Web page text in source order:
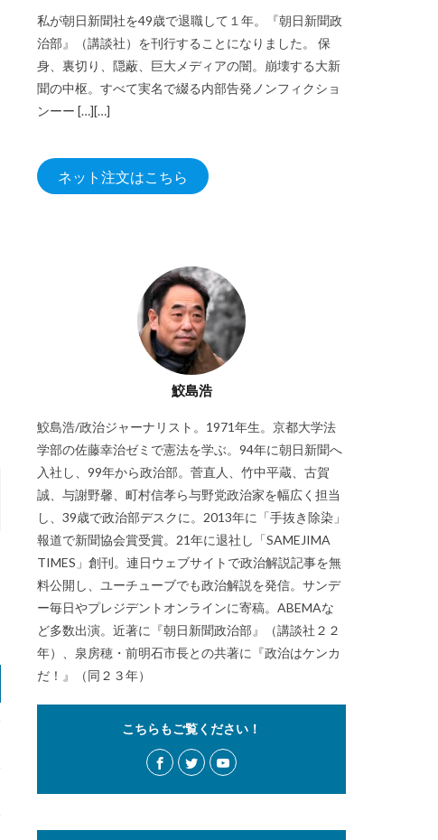
私が朝日新聞社を49歳で退職して１年。『朝日新聞政
治部』（講談社）を刊行することになりました。 保
身、裏切り、隠蔽、巨大メディアの闇。崩壊する大新
聞の中枢。すべて実名で綴る内部告発ノンフィクショ
ンーー […][…]
ネット注文はこちら
鮫島浩
鮫島浩/政治ジャーナリスト。1971年生。京都大学法
学部の佐藤幸治ゼミで憲法を学ぶ。94年に朝日新聞へ
入社し、99年から政治部。菅直人、竹中平蔵、古賀
誠、与謝野馨、町村信孝ら与野党政治家を幅広く担当
し、39歳で政治部デスクに。2013年に「手抜き除染」
報道で新聞協会賞受賞。21年に退社し「SAMEJIMA
TIMES」創刊。連日ウェブサイトで政治解説記事を無
料公開し、ユーチューブでも政治解説を発信。サンデ
ー毎日やプレジデントオンラインに寄稿。ABEMAな
ど多数出演。近著に『朝日新聞政治部』（講談社２２
年）、泉房穂・前明石市長との共著に『政治はケンカ
だ！』（同２３年）
こちらもご覧ください！